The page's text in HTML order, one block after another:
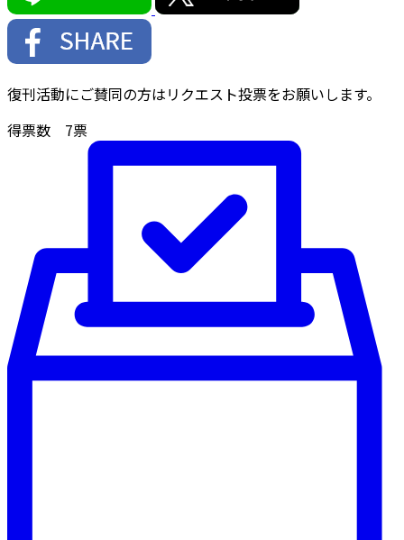
復刊活動にご賛同の方はリクエスト投票をお願いします。
得票数 7票